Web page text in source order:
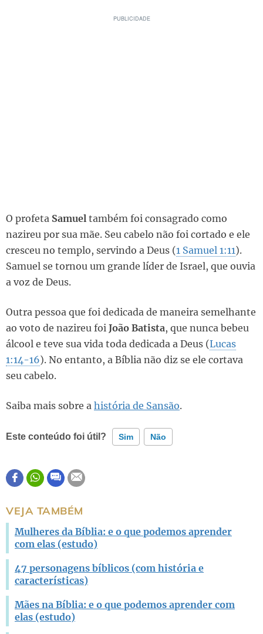
O profeta Samuel também foi consagrado como
nazireu por sua mãe. Seu cabelo não foi cortado e ele
cresceu no templo, servindo a Deus (1 Samuel 1:11).
Samuel se tornou um grande líder de Israel, que ouvia
a voz de Deus.
Outra pessoa que foi dedicada de maneira semelhante
ao voto de nazireu foi João Batista, que nunca bebeu
álcool e teve sua vida toda dedicada a Deus (Lucas
1:14-16). No entanto, a Bíblia não diz se ele cortava
seu cabelo.
Saiba mais sobre a história de Sansão.
Este conteúdo foi útil? Sim Não
Este conteúdo contém informação incorreta
VEJA TAMBÉM
Mulheres da Bíblia: e o que podemos aprender
com elas (estudo)
47 personagens bíblicos (com história e
características)
Mães na Bíblia: e o que podemos aprender com
elas (estudo)